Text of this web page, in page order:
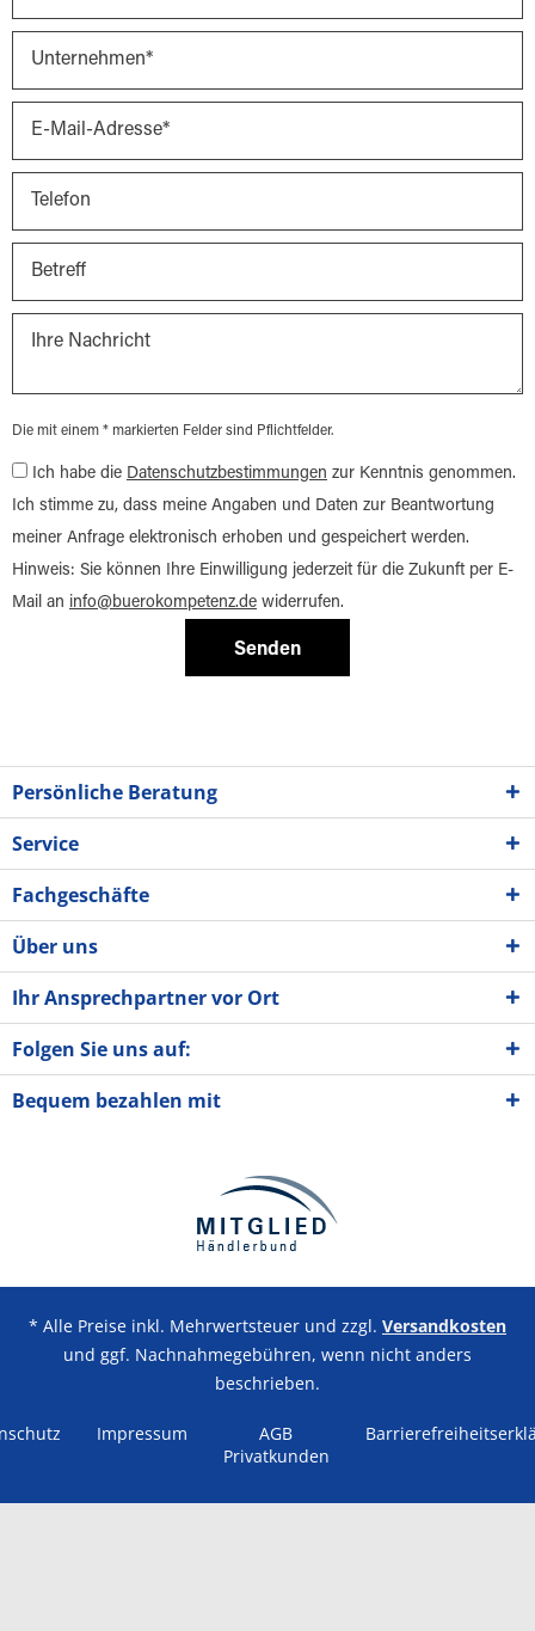
Die mit einem * markierten Felder sind Pflichtfelder.
Ich habe die Datenschutzbestimmungen zur Kenntnis genommen.
Ich stimme zu, dass meine Angaben und Daten zur Beantwortung
meiner Anfrage elektronisch erhoben und gespeichert werden.
Hinweis: Sie können Ihre Einwilligung jederzeit für die Zukunft per E-
Mail an info@buerokompetenz.de widerrufen.
Senden
Persönliche Beratung
Service
Fachgeschäfte
Über uns
Ihr Ansprechpartner vor Ort
Folgen Sie uns auf:
Bequem bezahlen mit
* Alle Preise inkl. Mehrwertsteuer und zzgl. Versandkosten
und ggf. Nachnahmegebühren, wenn nicht anders
beschrieben.
Impressum
AGB
Privatkunden